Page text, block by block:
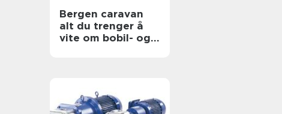
Bergen caravan
alt du trenger å
vite om bobil- og